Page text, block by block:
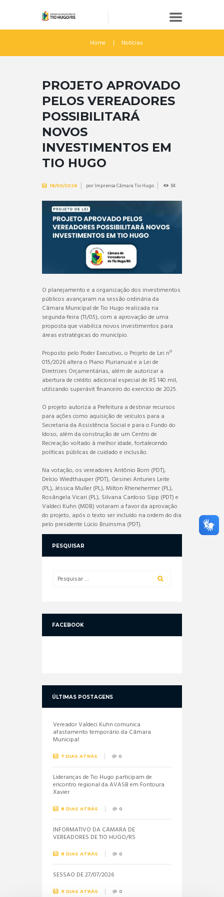
Home Notícias
PROJETO APROVADO
PELOS VEREADORES
POSSIBILITARÁ
NOVOS
INVESTIMENTOS EM
TIO HUGO
18/05/2026 porImprensa Câmara Tio Hugo 84
O planejamento e a organização dos investimentos
públicos avançaram na sessão ordinária da
Câmara Municipal de Tio Hugo realizada na
segunda-feira (11/05), com a aprovação de uma
proposta que viabiliza novos investimentos para
áreas estratégicas do município.
Proposto pelo Poder Executivo, o Projeto de Lei nº
015/2026 altera o Plano Plurianual e a Lei de
Diretrizes Orçamentárias, além de autorizar a
abertura de crédito adicional especial de R$ 140 mil,
utilizando superávit financeiro do exercício de 2025.
O projeto autoriza a Prefeitura a destinar recursos
para ações como aquisição de veículos para a
Secretaria da Assistência Social e para o Fundo do
Idoso, além da construção de um Centro de
Recreação voltado à melhor idade, fortalecendo
políticas públicas de cuidado e inclusão.
Na votação, os vereadores Antônio Born (PDT),
Delcio Wiedthauper (PDT), Gesinei Antunes Leite
(PL), Jéssica Muller (PL), Milton Rhenehermer (PL),
Rosângela Vicari (PL), Silvana Cardoso Sipp (PDT) e
Valdeci Kuhn (MDB) votaram a favor da aprovação
do projeto, após o texto ser incluído na ordem do dia
pelo presidente Lúcio Bruinsma (PDT).
PESQUISAR
FACEBOOK
ÚLTIMAS POSTAGENS
Vereador Valdeci Kuhn comunica
afastamento temporário da Câmara
Municipal
7 DIAS ATRÁS 0
Lideranças de Tio Hugo participam de
encontro regional da AVASB em Fontoura
Xavier
8 DIAS ATRÁS 0
INFORMATIVO DA CÂMARA DE
VEREADORES DE TIO HUGO/RS
8 DIAS ATRÁS 0
SESSÃO DE 27/07/2026
9 DIAS ATRÁS 0